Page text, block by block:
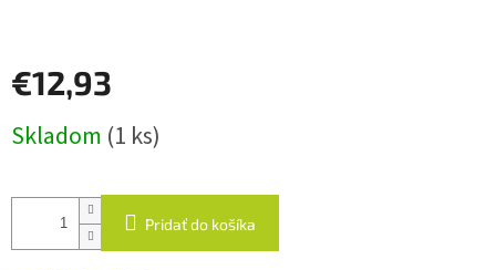
€12,93
cena:
Skladom (1 ks)
Pridať do košíka